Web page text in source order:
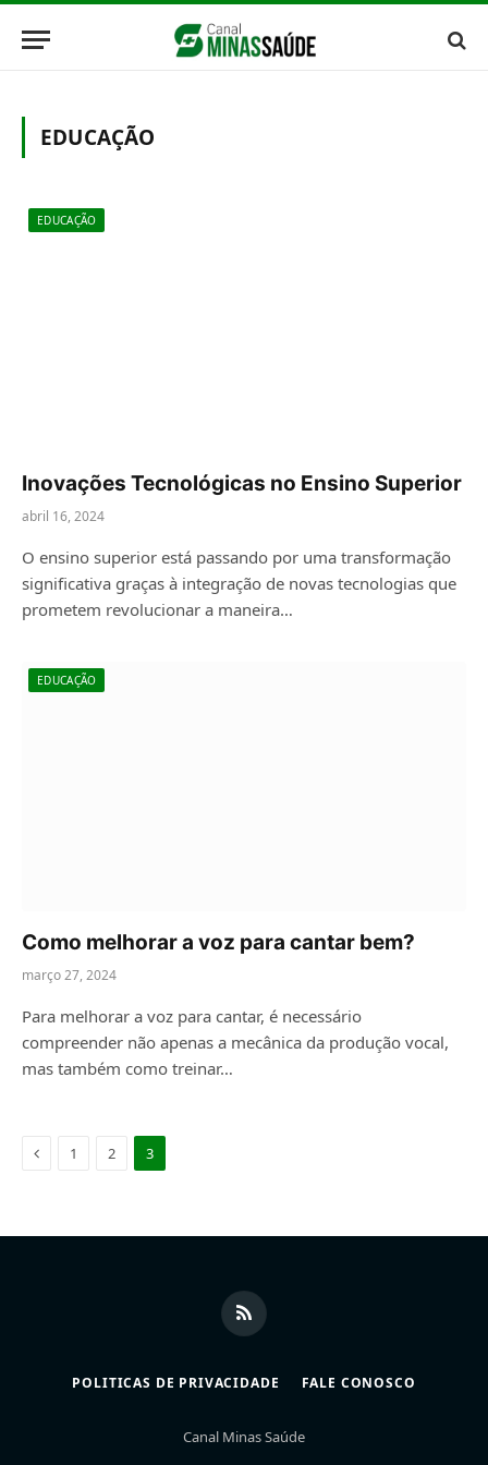
EDUCAÇÃO
EDUCAÇÃO
Inovações Tecnológicas no Ensino Superior
abril 16, 2024
O ensino superior está passando por uma transformação
significativa graças à integração de novas tecnologias que
prometem revolucionar a maneira…
EDUCAÇÃO
Como melhorar a voz para cantar bem?
março 27, 2024
Para melhorar a voz para cantar, é necessário
compreender não apenas a mecânica da produção vocal,
mas também como treinar…
Previous
1 2 3
RSS
POLITICAS DE PRIVACIDADE FALE CONOSCO
Canal Minas Saúde